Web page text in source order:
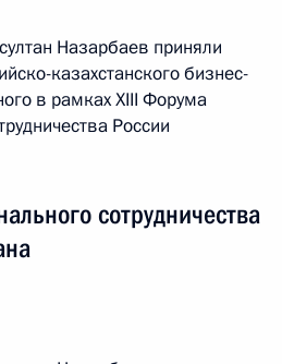
Назарбаев приняли
казахстанского бизнес-
в рамках XIII Форума
России
сотрудничества